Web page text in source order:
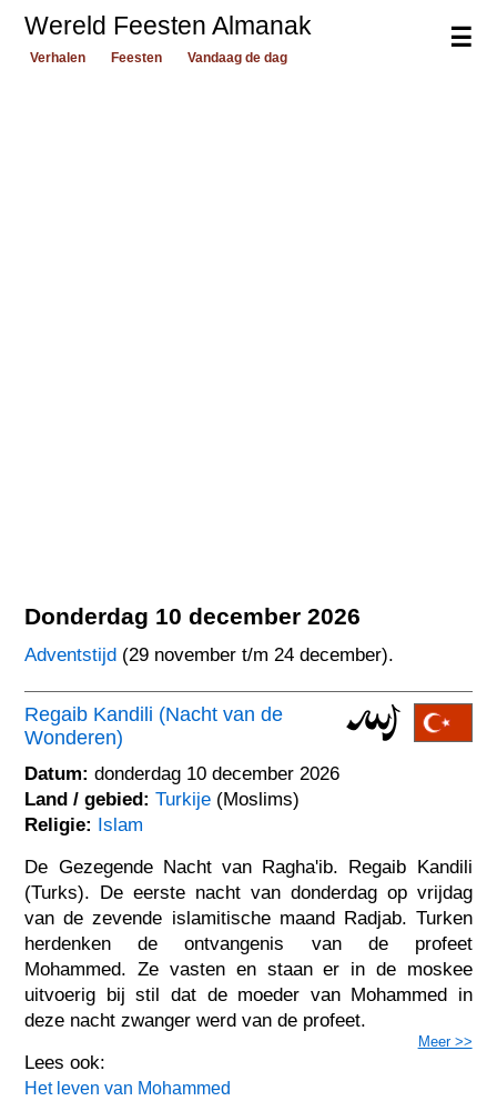
☰
Wereld Feesten Almanak
Verhalen Feesten Vandaag de dag
Donderdag 10 december 2026
Adventstijd (29 november t/m 24 december).
Regaib Kandili (Nacht van de
Wonderen)
Datum: donderdag 10 december 2026
Land / gebied: Turkije (Moslims)
Religie: Islam
De Gezegende Nacht van Ragha'ib. Regaib Kandili
(Turks). De eerste nacht van donderdag op vrijdag
van de zevende islamitische maand Radjab. Turken
herdenken de ontvangenis van de profeet
Mohammed. Ze vasten en staan er in de moskee
uitvoerig bij stil dat de moeder van Mohammed in
deze nacht zwanger werd van de profeet.
Meer >>
Lees ook:
Het leven van Mohammed